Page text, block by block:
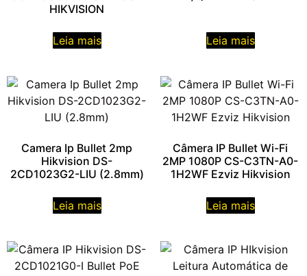
HIKVISION
Leia mais Leia mais
Camera Ip Bullet 2mp
Hikvision DS-
2CD1023G2-LIU (2.8mm)
Leia mais
Câmera IP Bullet Wi-Fi
2MP 1080P CS-C3TN-A0-
1H2WF Ezviz Hikvision
Leia mais